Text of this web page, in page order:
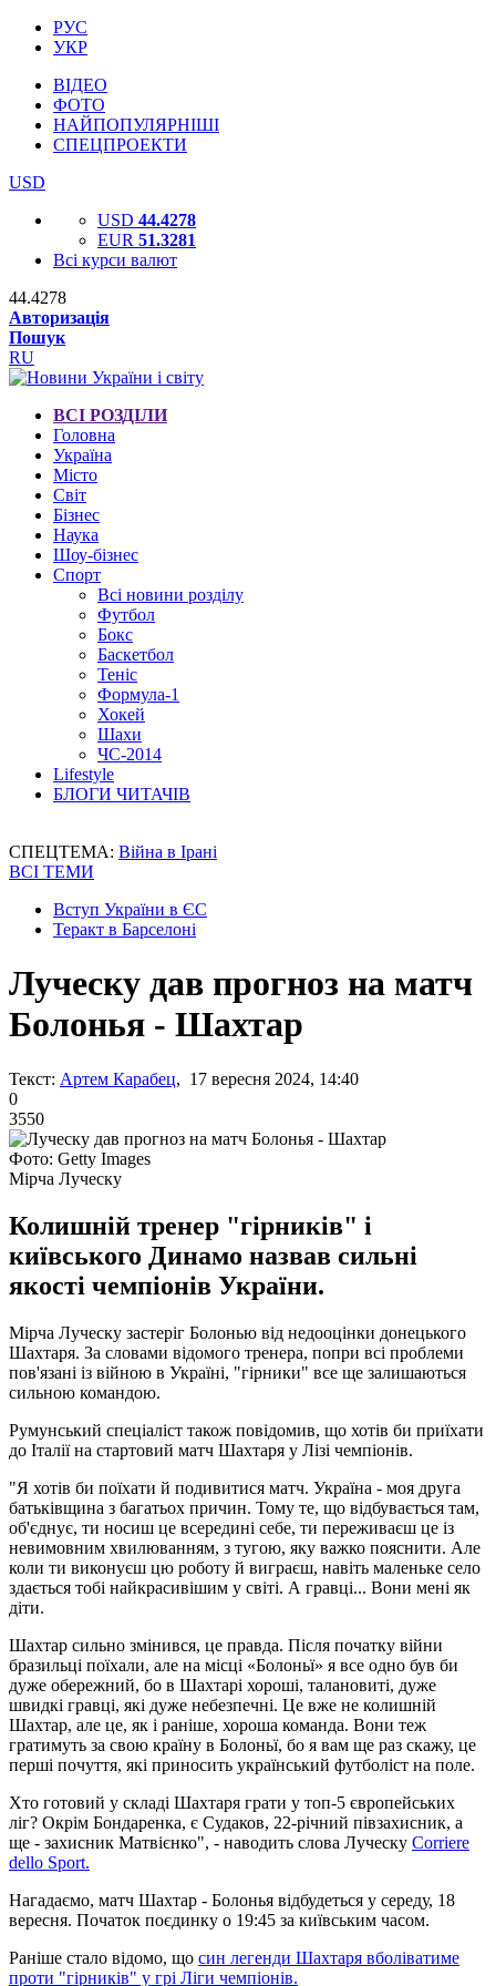
РУС
УКР
ВІДЕО
ФОТО
НАЙПОПУЛЯРНІШІ
СПЕЦПРОЕКТИ
USD
USD 44.4278
EUR 51.3281
Всі курси валют
44.4278
Авторизація
Пошук
RU
ВСІ РОЗДІЛИ
Головна
Україна
Місто
Світ
Бізнес
Наука
Шоу-бізнес
Спорт
Всі новини розділу
Футбол
Бокс
Баскетбол
Теніс
Формула-1
Хокей
Шахи
ЧС-2014
Lifestyle
БЛОГИ ЧИТАЧІВ
СПЕЦТЕМА: Війна в Ірані
ВСІ ТЕМИ
Вступ України в ЄС
Теракт в Барселоні
Луческу дав прогноз на матч
Болонья - Шахтар
Текст: Артем Карабец, 17 вересня 2024, 14:40
0
3550
Фото: Getty Images
Мірча Луческу
Колишній тренер "гірників" і
київського Динамо назвав сильні
якості чемпіонів України.
Мірча Луческу застеріг Болонью від недооцінки донецького
Шахтаря. За словами відомого тренера, попри всі проблеми
пов'язані із війною в Україні, "гірники" все ще залишаються
сильною командою.
Румунський спеціаліст також повідомив, що хотів би приїхати
до Італії на стартовий матч Шахтаря у Лізі чемпіонів.
"Я хотів би поїхати й подивитися матч. Україна - моя друга
батьківщина з багатьох причин. Тому те, що відбувається там,
об'єднує, ти носиш це всередині себе, ти переживаєш це із
невимовним хвилюванням, з тугою, яку важко пояснити. Але
коли ти виконуєш цю роботу й виграєш, навіть маленьке село
здається тобі найкрасивішим у світі. А гравці... Вони мені як
діти.
Шахтар сильно змінився, це правда. Після початку війни
бразильці поїхали, але на місці «Болоньї» я все одно був би
дуже обережний, бо в Шахтарі хороші, талановиті, дуже
швидкі гравці, які дуже небезпечні. Це вже не колишній
Шахтар, але це, як і раніше, хороша команда. Вони теж
гратимуть за свою країну в Болоньї, бо я вам ще раз скажу, це
перші почуття, які приносить український футболіст на поле.
Хто готовий у складі Шахтаря грати у топ-5 європейських
ліг? Окрім Бондаренка, є Судаков, 22-річний півзахисник, а
ще - захисник Матвієнко", - наводить слова Луческу Corriere
dello Sport.
Нагадаємо, матч Шахтар - Болонья відбудеться у середу, 18
вересня. Початок поєдинку о 19:45 за київським часом.
Раніше стало відомо, що син легенди Шахтаря вболіватиме
проти "гірників" у грі Ліги чемпіонів.